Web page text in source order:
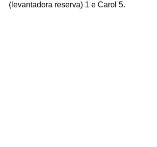
(levantadora reserva) 1 e Carol 5.